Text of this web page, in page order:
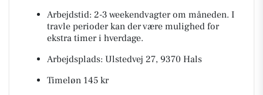
Arbejdstid: 2-3 weekendvagter om måneden. I
travle perioder kan der være mulighed for
ekstra timer i hverdage.
Arbejdsplads: Ulstedvej 27, 9370 Hals
Timeløn 145 kr